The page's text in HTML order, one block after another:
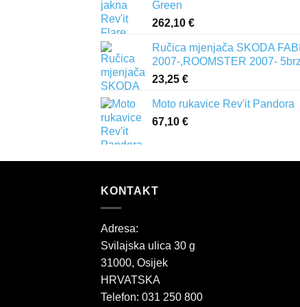
Green
262,10 €
Ručica mjenjača SKODA
2007-,ROOMSTER 2007-
23,25 €
Moto rukavice Rev'it Pandora
67,10 €
KONTAKT
Adresa:
Svilajska ulica 30 g
31000, Osijek
HRVATSKA
Telefon: 031 250 800